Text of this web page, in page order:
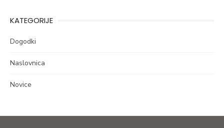
KATEGORIJE
Dogodki
Naslovnica
Novice